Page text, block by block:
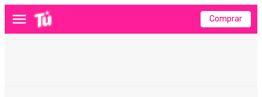
Menú Comprar